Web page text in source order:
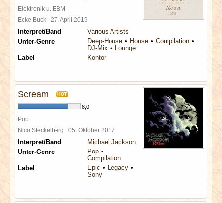
Elektronik u. EBM
Ecke Buck 27. April 2019
Interpret/Band
Various Artists
Unter-Genre
Deep-House House
Compilation
DJ-Mix
Lounge
Label
Kontor
Scream HOT
8,0
Pop
Nico Steckelberg 05. Oktober 2017
Interpret/Band
Michael Jackson
Unter-Genre
Pop
Compilation
Label
Epic
Legacy
Sony